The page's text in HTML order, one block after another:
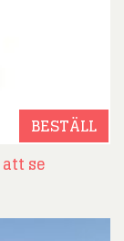
BESTÄLL
se